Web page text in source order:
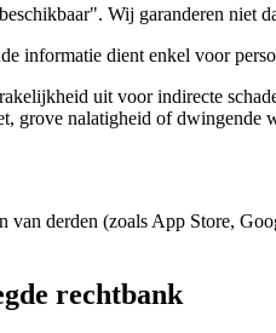
Wij garanderen niet
informatie dient enkel voor
uit voor indirecte
grove nalatigheid of dwingende
derden (zoals App Store,
rechtbank